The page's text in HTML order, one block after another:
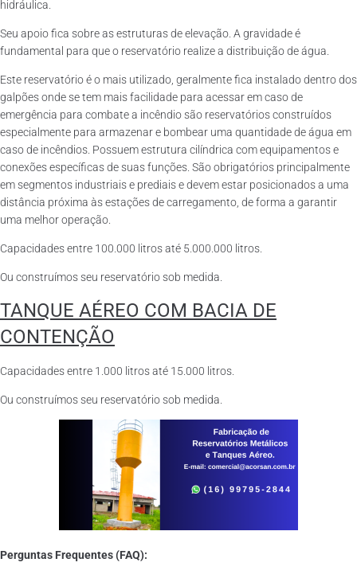
hidráulica.
Seu apoio fica sobre as estruturas de elevação. A gravidade é
fundamental para que o reservatório realize a distribuição de água.
Este reservatório é o mais utilizado, geralmente fica instalado dentro dos
galpões onde se tem mais facilidade para acessar em caso de
emergência para combate a incêndio são reservatórios construídos
especialmente para armazenar e bombear uma quantidade de água em
caso de incêndios. Possuem estrutura cilíndrica com equipamentos e
conexões específicas de suas funções. São obrigatórios principalmente
em segmentos industriais e prediais e devem estar posicionados a uma
distância próxima às estações de carregamento, de forma a garantir
uma melhor operação.
Capacidades entre 100.000 litros até 5.000.000 litros.
Ou construímos seu reservatório sob medida.
TANQUE AÉREO COM BACIA DE
CONTENÇÃO
Capacidades entre 1.000 litros até 15.000 litros.
Ou construímos seu reservatório sob medida.
Perguntas Frequentes (FAQ):